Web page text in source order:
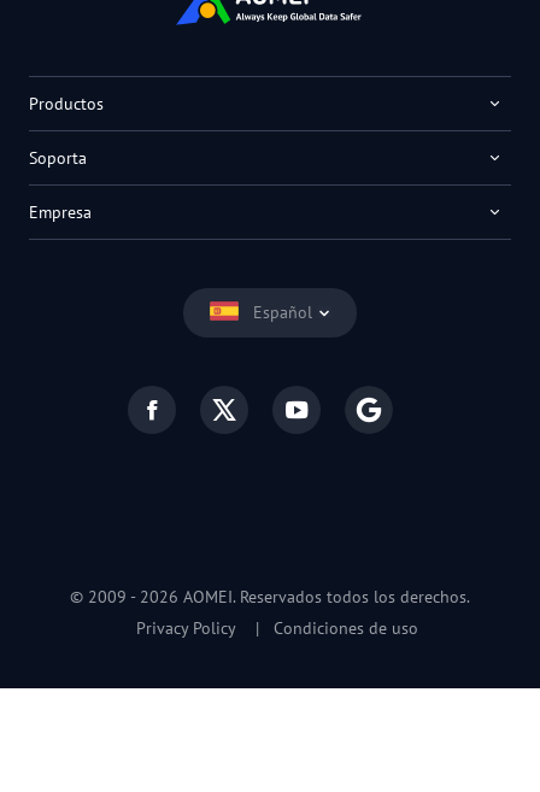
Español
Productos
Soporta
Empresa
© 2009 - 2026 AOMEI. Reservados todos los derechos.
Privacy Policy
| Condiciones de uso